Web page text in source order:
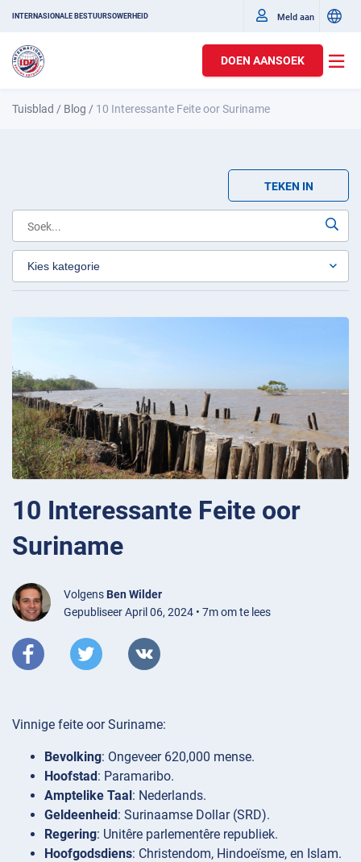
INTERNASIONALE BESTUURSOWERHEID Meld aan
DOEN AANSOEK
Tuisblad / Blog / 10 Interessante Feite oor Suriname
TEKEN IN
10 Interessante Feite oor
Suriname
Volgens Ben Wilder
Gepubliseer April 06, 2024 • 7m om te lees
Vinnige feite oor Suriname:
Bevolking: Ongeveer 620,000 mense.
Hoofstad: Paramaribo.
Amptelike Taal: Nederlands.
Geldeenheid: Surinaamse Dollar (SRD).
Regering: Unitêre parlementêre republiek.
Hoofgodsdiens: Christendom, Hindoeïsme, en Islam.